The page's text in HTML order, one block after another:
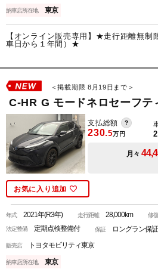
納車店所在地東京
【オンライン販売専用】★走行距離無制
車日から１年間）★
＜掲載期限 8月19日まで＞
C-HR G モードネロセーフテ
支払総額
230.5万円
月々
お気に入り追加
年式2021年(R3年) 走行距離28,000km 修
法定整備定期点検整備付 保証ロングラン保証
販売店トヨタモビリティ東京
納車店所在地東京